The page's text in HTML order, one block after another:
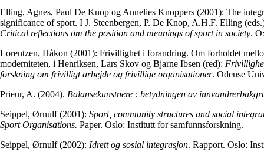
Elling, Agnes, Paul De Knop og Annelies Knoppers (2001): The
significance of sport. I J. Steenbergen, P. De Knop, A.H.F. Elling
Critical reflections om the position and meanings of sport in society.
Lorentzen, Håkon (2001): Frivillighet i forandring. Om forholdet
moderniteten, i Henriksen, Lars Skov og Bjarne Ibsen (red):
forskning om frivilligt arbejde og frivillige organisationer. Odense
Prieur, A. (2004). Balansekunstnere : betydningen av
Seippel, Ørnulf (2001): Sport, community structures and social
Sport Organisations. Paper. Oslo: Institutt for samfunnsforskning.
Seippel, Ørnulf (2002): Idrett og sosial integrasjon. Rapport. Oslo: